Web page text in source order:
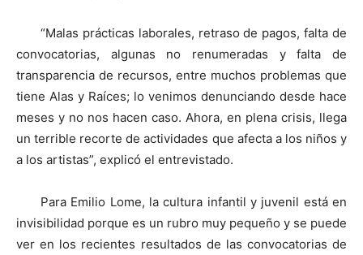
“Malas prácticas laborales, retraso de pagos, falta de
convocatorias, algunas no renumeradas y falta de
transparencia de recursos, entre muchos problemas que
tiene Alas y Raíces; lo venimos denunciando desde hace
meses y no nos hacen caso. Ahora, en plena crisis, llega
un terrible recorte de actividades que afecta a los niños y
a los artistas”, explicó el entrevistado.
Para Emilio Lome, la cultura infantil y juvenil está en
invisibilidad porque es un rubro muy pequeño y se puede
ver en los recientes resultados de las convocatorias de